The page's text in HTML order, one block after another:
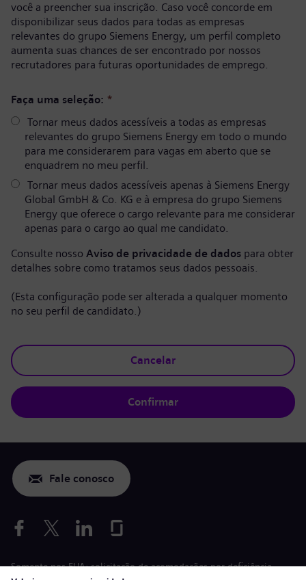
você a preencher sua inscrição. Caso você concorde em
disponibilizar seus dados para todas as empresas
relevantes do grupo Siemens Energy, um perfil completo
aumenta suas chances de ser encontrado por nossos
recrutadores para futuras oportunidades de emprego.
Faça uma seleção: *
Tornar meus dados acessíveis a todas as empresas
relevantes do grupo Siemens Energy em todo o mundo
para me considerarem para vagas em aberto que se
enquadrem no meu perfil.
Tornar meus dados acessíveis apenas à Siemens Energy
Global GmbH & Co. KG e à empresa do grupo Siemens
Energy que oferece o cargo relevante para me considerar
apenas para o cargo ao qual me candidato.
Consulte nosso Aviso de privacidade de dados para obter
detalhes sobre como tratamos seus dados pessoais.
(Esta configuração pode ser alterada a qualquer momento
no seu perfil de candidato.)
Cancelar
Confirmar
Fale conosco
Somente nos EUA: solicitação de acomodações por deficiência